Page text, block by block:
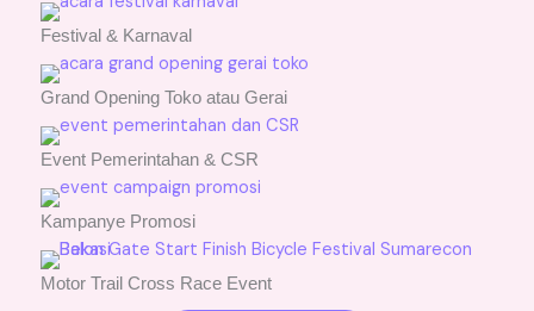
Festival & Karnaval
Grand Opening Toko atau Gerai
Event Pemerintahan & CSR
Kampanye Promosi
Motor Trail Cross Race Event